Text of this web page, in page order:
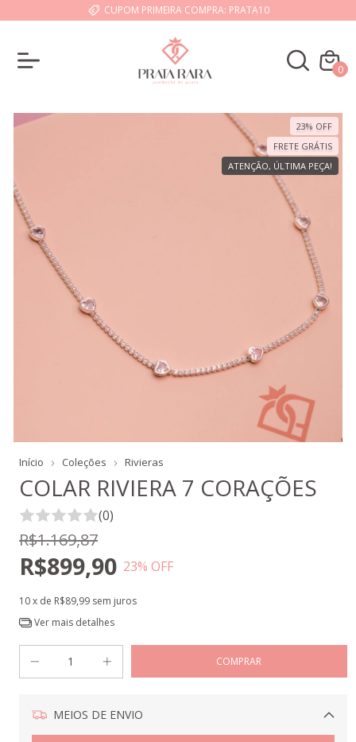
CUPOM PRIMEIRA COMPRA: PRATA10
0
23% OFF
FRETE GRÁTIS
ATENÇÃO, ÚLTIMA PEÇA!
Início Coleções Rivieras
COLAR RIVIERA 7 CORAÇÕES
(0)
R$1.169,87
R$899,90 23% OFF
10x de R$89,99 sem juros
Ver mais detalhes
MEIOS DE ENVIO